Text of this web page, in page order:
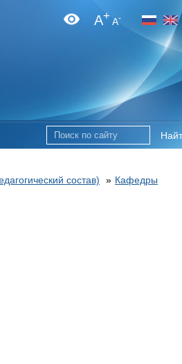
A+A-
состав) » Кафедры